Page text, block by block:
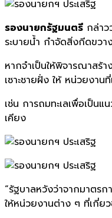
รองนายกรัฐมนตรี กล่าว
ระบายน้ำ กำจัดสิ่งกีดขวา
หากจำเป็นให้พิจารณาสร้
เซาะชายฝั่ง ให้ หน่วยงา
เช่น การถมทะเลเพื่อเป็น
เคียง
“รัฐบาลหวังว่าจากมาตร
ให้หน่วยงานต่าง ๆ ที่เกี่ย